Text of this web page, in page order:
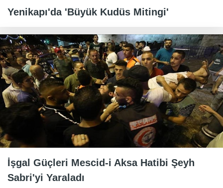
Yenikapı'da 'Büyük Kudüs Mitingi'
İşgal Güçleri Mescid-i Aksa Hatibi Şeyh
Sabri'yi Yaraladı